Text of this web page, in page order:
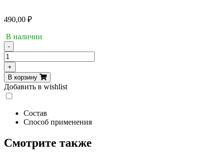
490,00 ₽
В наличии
-
Количество
товара
Maxler
Promo
Shaker
Pro
H645
+
В корзину
Добавить в wishlist
Состав
Способ применения
Смотрите также